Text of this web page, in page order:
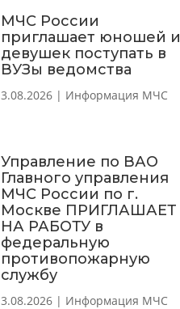
МЧС России
приглашает юношей и
девушек поступать в
ВУЗы ведомства
3.08.2026 | Информация МЧС
Управление по ВАО
Главного управления
МЧС России по г.
Москве ПРИГЛАШАЕТ
НА РАБОТУ в
федеральную
противопожарную
службу
3.08.2026 | Информация МЧС